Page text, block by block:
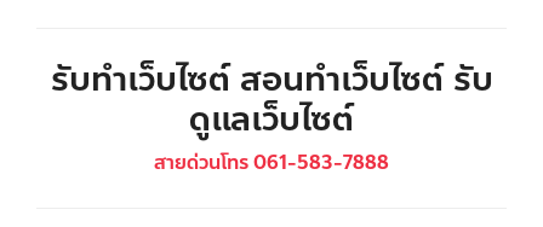
รับทำเว็บไซต์ สอนทำเว็บไซต์ รับ
ดูแลเว็บไซต์
สายด่วนโทร 061-583-7888